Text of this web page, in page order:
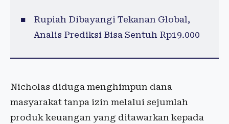
Rupiah Dibayangi Tekanan Global,
Analis Prediksi Bisa Sentuh Rp19.000
Nicholas diduga menghimpun dana
masyarakat tanpa izin melalui sejumlah
produk keuangan yang ditawarkan kepada